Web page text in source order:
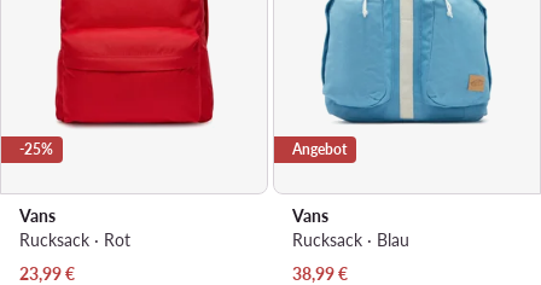
-25%
Vans
Rucksack · Rot
Aktueller Preis
23,99€
Angebot
Vans
Rucksack · Blau
Aktueller Preis
38,99€